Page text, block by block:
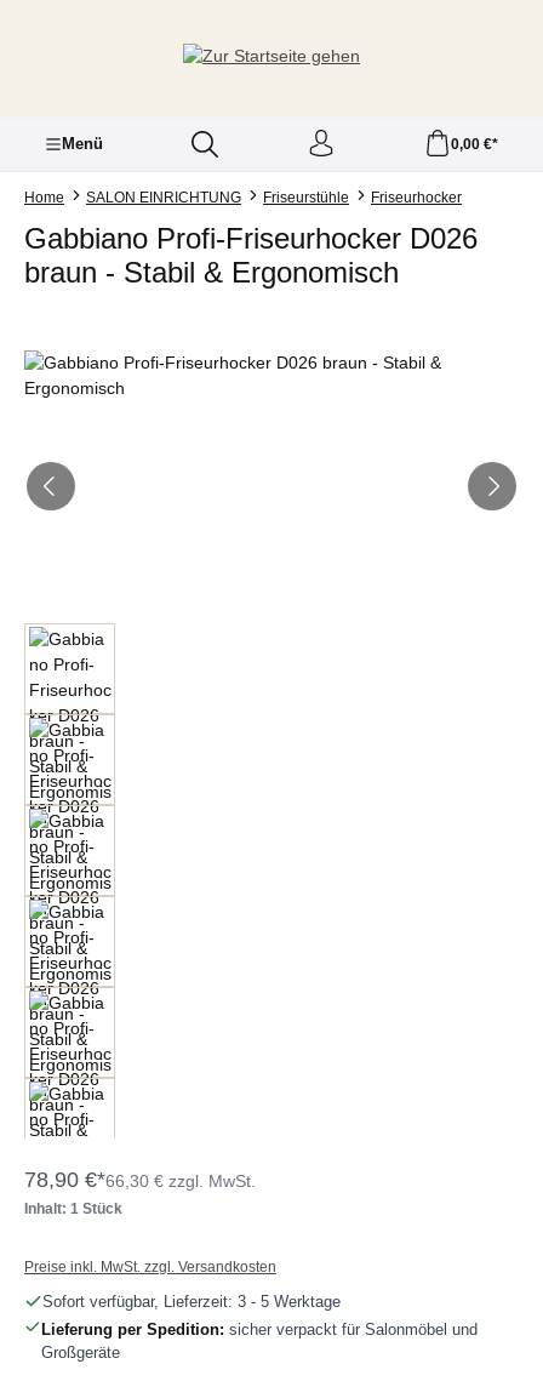
Menü 0,00 €*
Home SALON EINRICHTUNG Friseurstühle Friseurhocker
Gabbiano Profi-Friseurhocker D026
braun - Stabil & Ergonomisch
Bildergalerie überspringen
78,90 €*66,30 € zzgl. MwSt.
Inhalt: 1 Stück
Preise inkl. MwSt. zzgl. Versandkosten
Sofort verfügbar, Lieferzeit: 3 - 5 Werktage
Lieferung per Spedition: sicher verpackt für Salonmöbel und
Großgeräte